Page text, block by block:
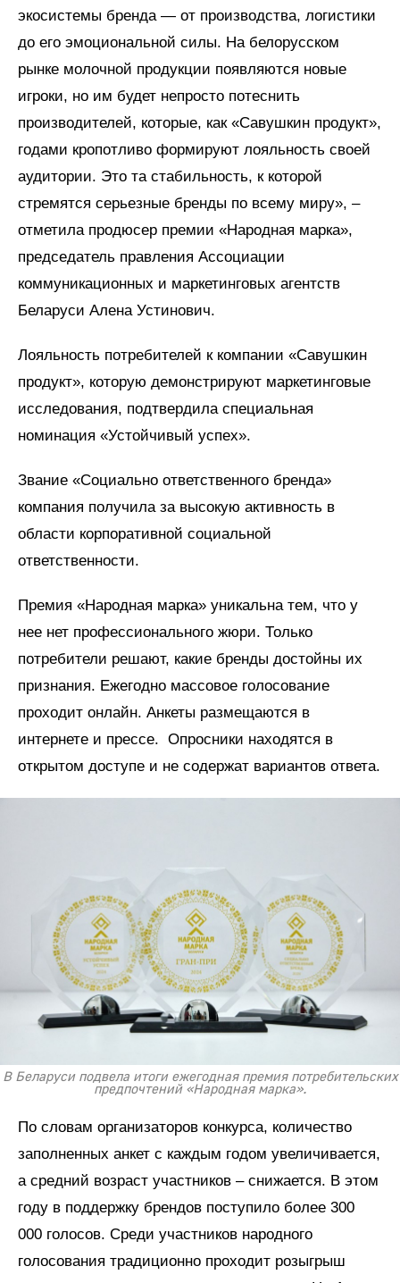
экосистемы бренда — от производства, логистики
до его эмоциональной силы. На белорусском
рынке молочной продукции появляются новые
игроки, но им будет непросто потеснить
производителей, которые, как «Савушкин продукт»,
годами кропотливо формируют лояльность своей
аудитории. Это та стабильность, к которой
стремятся серьезные бренды по всему миру», –
отметила продюсер премии «Народная марка»,
председатель правления Ассоциации
коммуникационных и маркетинговых агентств
Беларуси Алена Устинович.
Лояльность потребителей к компании «Савушкин
продукт», которую демонстрируют маркетинговые
исследования, подтвердила специальная
номинация «Устойчивый успех».
Звание «Социально ответственного бренда»
компания получила за высокую активность в
области корпоративной социальной
ответственности.
Премия «Народная марка» уникальна тем, что у
нее нет профессионального жюри. Только
потребители решают, какие бренды достойны их
признания. Ежегодно массовое голосование
проходит онлайн. Анкеты размещаются в
интернете и прессе. Опросники находятся в
открытом доступе и не содержат вариантов ответа.
В Беларуси подвела итоги ежегодная премия потребительских
предпочтений «Народная марка».
По словам организаторов конкурса, количество
заполненных анкет с каждым годом увеличивается,
а средний возраст участников – снижается. В этом
году в поддержку брендов поступило более 300
000 голосов. Среди участников народного
голосования традиционно проходит розыгрыш